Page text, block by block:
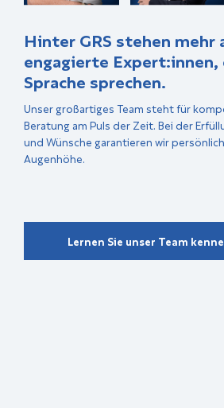
Hinter GRS stehen mehr
engagierte Expert:innen,
Sprache sprechen.
Unser großartiges Team steht für
Beratung am Puls der Zeit. Bei der
und Wünsche garantieren wir
Augenhöhe.
Lernen Sie unser Team